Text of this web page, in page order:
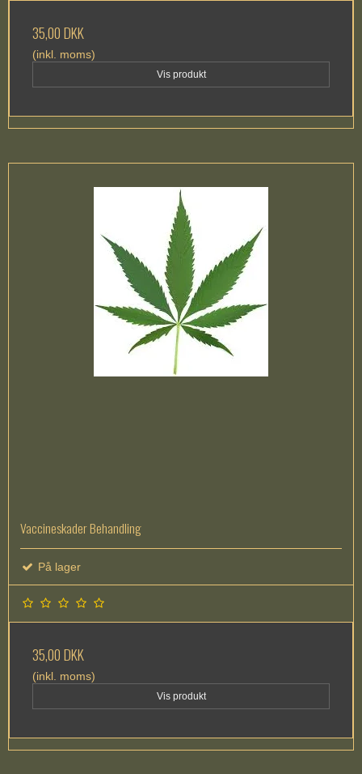
35,00 DKK
(inkl. moms)
Vis produkt
Vaccineskader Behandling
På lager
35,00 DKK
(inkl. moms)
Vis produkt